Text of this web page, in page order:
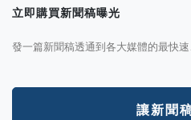
立即購買新聞稿曝光
發一篇新聞稿透通到各大媒體的最快速
讓新聞